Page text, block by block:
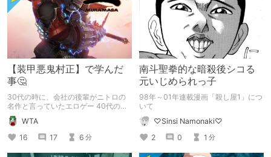
【装甲悪鬼村正】で学んだ
事🤔
30代の時に、会社の後輩がニトロの
名作と言っていたエロゲー 40代の
頃、リアルな息子に、お父さんは鬱に
なるから無理なエロゲー 50歳になっ
て、DLチャンネル関係で、オススメ
されるエロゲー それが【装甲悪鬼村
正】でした😅
WTA
16
17 6 分
南斗聖拳的な暗殺後シコる
元いじめられっ子
98年～01年連載漫画「殺し屋1」につ
いて
♡Sinsi Namonaki♡
2
0 1 分